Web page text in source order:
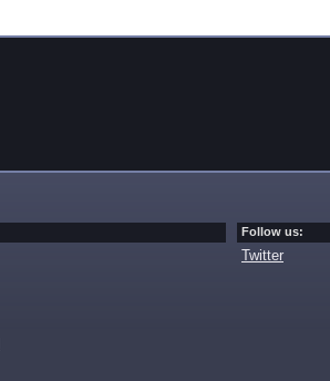
Follow us:
Twitter